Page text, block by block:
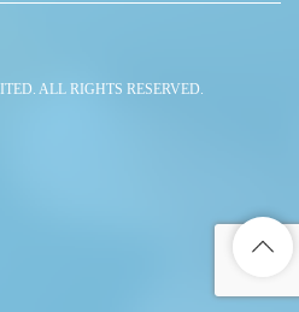
ALL RIGHTS RESERVED.